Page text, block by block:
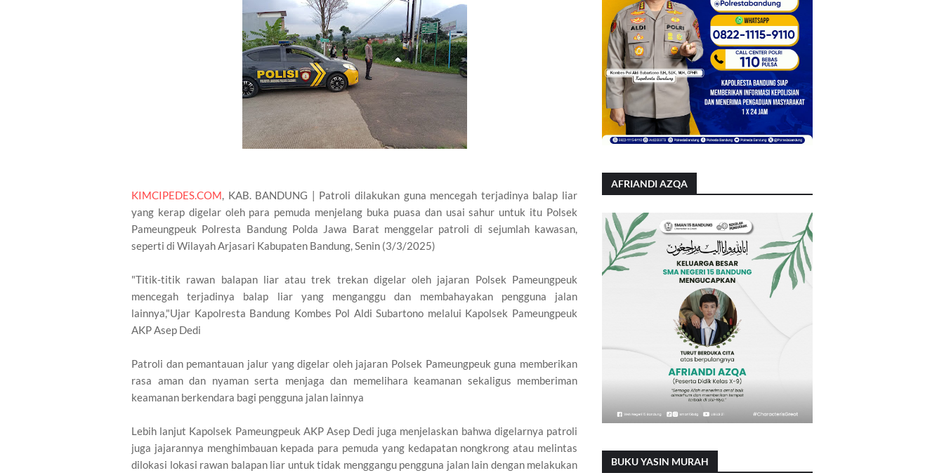
KIMCIPEDES.COM, KAB. BANDUNG | Patroli dilakukan guna mencegah terjadinya balap liar
yang kerap digelar oleh para pemuda menjelang buka puasa dan usai sahur untuk itu Polsek
Pameungpeuk Polresta Bandung Polda Jawa Barat menggelar patroli di sejumlah kawasan,
seperti di Wilayah Arjasari Kabupaten Bandung, Senin (3/3/2025)
"Titik-titik rawan balapan liar atau trek trekan digelar oleh jajaran Polsek Pameungpeuk
mencegah terjadinya balap liar yang menganggu dan membahayakan pengguna jalan
lainnya,"Ujar Kapolresta Bandung Kombes Pol Aldi Subartono melalui Kapolsek Pameungpeuk
AKP Asep Dedi
Patroli dan pemantauan jalur yang digelar oleh jajaran Polsek Pameungpeuk guna memberikan
rasa aman dan nyaman serta menjaga dan memelihara keamanan sekaligus memberiman
keamanan berkendara bagi pengguna jalan lainnya
Lebih lanjut Kapolsek Pameungpeuk AKP Asep Dedi juga menjelaskan bahwa digelarnya patroli
juga jajarannya menghimbauan kepada para pemuda yang kedapatan nongkrong atau melintas
dilokasi lokasi rawan balapan liar untuk tidak menggangu pengguna jalan lain dengan melakukan
AFRIANDI AZQA
BUKU YASIN MURAH